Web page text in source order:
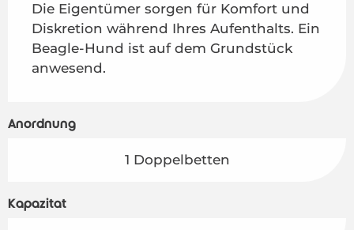
Die Eigentümer sorgen für Komfort und
Diskretion während Ihres Aufenthalts. Ein
Beagle-Hund ist auf dem Grundstück
anwesend.
Anordnung
1 Doppelbetten
Kapazität